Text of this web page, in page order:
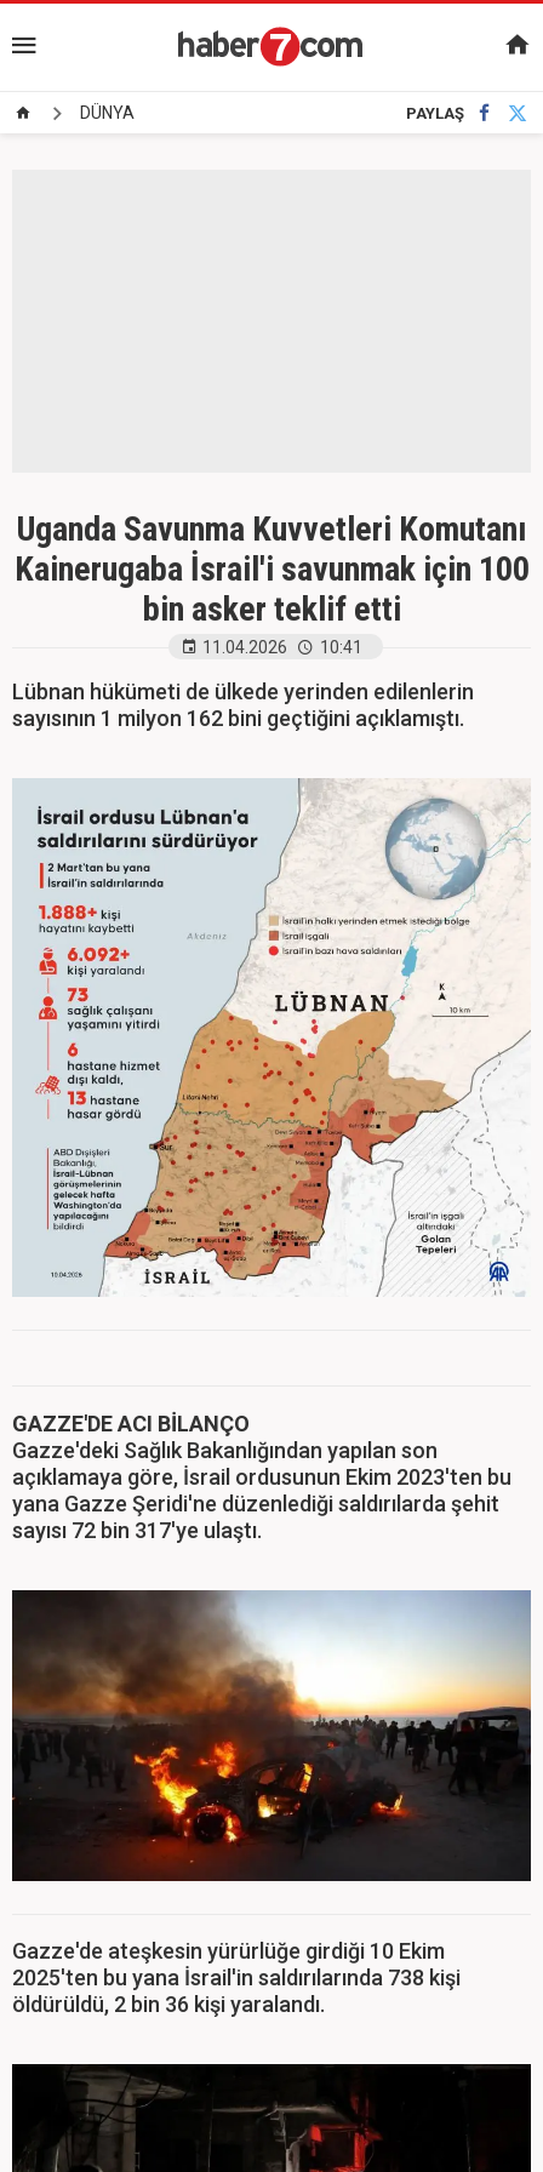
DÜNYA PAYLAŞ
Uganda Savunma Kuvvetleri Komutanı
Kainerugaba İsrail'i savunmak için 100
bin asker teklif etti
11.04.2026 10:41
Lübnan hükümeti de ülkede yerinden edilenlerin
sayısının 1 milyon 162 bini geçtiğini açıklamıştı.
GAZZE'DE ACI BİLANÇO
Gazze'deki Sağlık Bakanlığından yapılan son
açıklamaya göre, İsrail ordusunun Ekim 2023'ten bu
yana Gazze Şeridi'ne düzenlediği saldırılarda şehit
sayısı 72 bin 317'ye ulaştı.
Gazze'de ateşkesin yürürlüğe girdiği 10 Ekim
2025'ten bu yana İsrail'in saldırılarında 738 kişi
öldürüldü, 2 bin 36 kişi yaralandı.